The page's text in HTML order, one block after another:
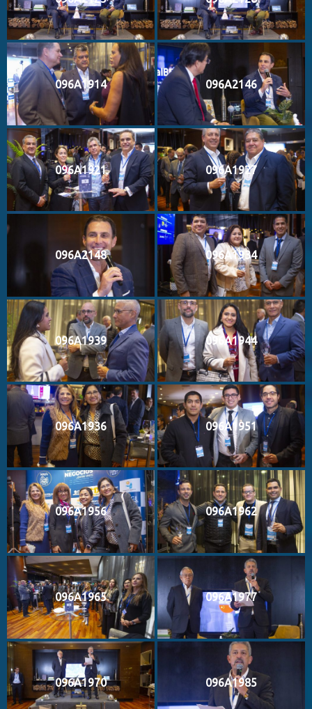
096A1914 096A2146
096A1921 096A1927
096A2148 096A1934
096A1939 096A1944
096A1936 096A1951
096A1956 096A1962
096A1965 096A1977
096A1970 096A1985